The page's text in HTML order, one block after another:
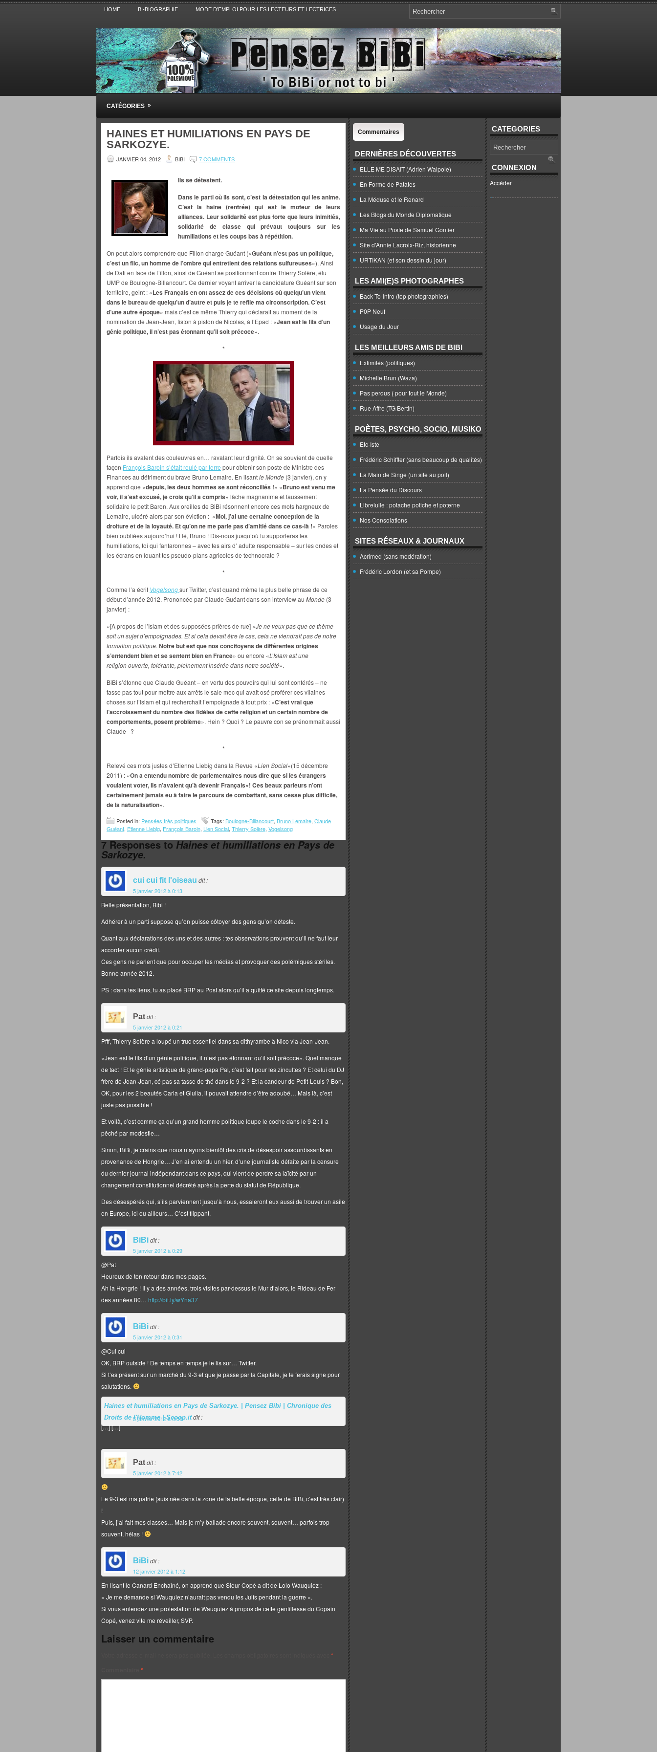
HOME BI-BIOGRAPHIE MODE D’EMPLOI POUR LES LECTEURS ET LECTRICES.
Pensez BiBi
Blog polémique sur l'Actualité, la Culture, la Politique, le Sport,. Avec Revue de presse et de blogs.
CATÉGORIES »
HAINES ET HUMILIATIONS EN PAYS DE
SARKOZYE.
JANVIER 04, 2012 BIBI 7 COMMENTS
Ils se détestent.
Dans le parti où ils sont, c’est la détestation qui les anime.
C’est la haine (rentrée) qui est le moteur de leurs
alliances. Leur solidarité est plus forte que leurs inimitiés,
solidarité de classe qui prévaut toujours sur les
humiliations et les coups bas à répétition.
On peut alors comprendre que Fillon charge Guéant («Guéant n’est pas un politique,
c’est un flic, un homme de l’ombre qui entretient des relations sulfureuses»). Ainsi
de Dati en face de Fillon, ainsi de Guéant se positionnant contre Thierry Solère, élu
UMP de Boulogne-Billancourt. Ce dernier voyant arriver la candidature Guéant sur son
territoire, geint : «Les Français en ont assez de ces décisions où quelqu’un vient
dans le bureau de quelqu’un d’autre et puis je te refile ma circonscription. C’est
d’une autre époque» mais c’est ce même Thierry qui déclarait au moment de la
nomination de Jean-Jean, fiston à piston de Nicolas, à l’Epad : «Jean est le fils d’un
génie politique, il n’est pas étonnant qu’il soit précoce».
*
Parfois ils avalent des couleuvres en… ravalant leur dignité. On se souvient de quelle
façon François Baroin s’était roulé par terre pour obtenir son poste de Ministre des
Finances au détriment du brave Bruno Lemaire. En lisantle Monde (3 janvier), on y
apprend que «depuis, les deux hommes se sont réconciliés !» «Bruno est venu me
voir, il s’est excusé, je crois qu’il a compris» lâche magnanime et faussement
solidaire le petit Baron. Aux oreilles de BiBi résonnent encore ces mots hargneux de
Lemaire, ulcéré alors par son éviction : «Moi, j’ai une certaine conception de la
droiture et de la loyauté. Et qu’on ne me parle pas d’amitié dans ce cas-là !» Paroles
bien oubliées aujourd’hui ! Hé, Bruno ! Dis-nous jusqu’où tu supporteras les
humiliations, toi qui fanfaronnes – avec tes airs d’ adulte responsable – sur les ondes et
les écrans en louant tes pseudo-plans agricoles de technocrate ?
*
Comme l’a écrit Vogelsongsur Twitter, c’est quand même la plus belle phrase de ce
début d’année 2012. Prononcée par Claude Guéant dans son interview au Monde (3
janvier) :
«[A propos de l’Islam et des supposées prières de rue] «Je ne veux pas que ce thème
soit un sujet d’empoignades. Et si cela devait être le cas, cela ne viendrait pas de notre
formation politique. Notre but est que nos concitoyens de différentes origines
s’entendent bien et se sentent bien en France» ou encore «L’Islam est une
religion ouverte, tolérante, pleinement insérée dans notre société».
BiBi s’étonne que Claude Guéant – en vertu des pouvoirs qui lui sont conférés – ne
fasse pas tout pour mettre aux arrêts le sale mec qui avait osé proférer ces vilaines
choses sur l’Islam et qui recherchait l’empoignade à tout prix : «C’est vrai que
l’accroissement du nombre des fidèles de cette religion et un certain nombre de
comportements, posent problème». Hein ? Quoi ? Le pauvre con se prénommait aussi
Claude ?
*
Relevé ces mots justes d’Etienne Liebig dans la Revue «Lien Social»(15 décembre
2011) : «On a entendu nombre de parlementaires nous dire que si les étrangers
voulaient voter, ils n’avaient qu’à devenir Français»! Ces beaux parleurs n’ont
certainement jamais eu à faire le parcours de combattant, sans cesse plus difficile,
de la naturalisation».
Posted in: Pensées très politiques Tags: Boulogne-Billancourt, Bruno Lemaire, Claude
Guéant, Etienne Liebig, François Baroin, Lien Social, Thierry Solère, Vogelsong
7 Responses toHaines et humiliations en Pays de
Sarkozye.
cui cui fit l'oiseau dit :
5 janvier 2012 à 0:13
Belle présentation, Bibi !
Adhérer à un parti suppose qu’on puisse côtoyer des gens qu’on déteste.
Quant aux déclarations des uns et des autres : tes observations prouvent qu’il ne faut leur
accorder aucun crédit.
Ces gens ne parlent que pour occuper les médias et provoquer des polémiques stériles.
Bonne année 2012.
PS : dans tes liens, tu as placé BRP au Post alors qu’il a quitté ce site depuis longtemps.
Patdit :
5 janvier 2012 à 0:21
Pfff, Thierry Solère a loupé un truc essentiel dans sa dithyrambe à Nico via Jean-Jean.
«Jean est le fils d’un génie politique, il n’est pas étonnant qu’il soit précoce». Quel manque
de tact ! Et le génie artistique de grand-papa Pal, c’est fait pour les zincultes ? Et celui du DJ
frère de Jean-Jean, cé pas sa tasse de thé dans le 9-2 ? Et la candeur de Petit-Louis ? Bon,
OK, pour les 2 beautés Carla et Giulia, il pouvait attendre d’être adoubé… Mais là, c’est
juste pas possible !
Et voilà, c’est comme ça qu’un grand homme politique loupe le coche dans le 9-2 : il a
pêché par modestie…
Sinon, BiBi, je crains que nous n’ayons bientôt des cris de désespoir assourdissants en
provenance de Hongrie… J’en ai entendu un hier, d’une journaliste défaite par la censure
du dernier journal indépendant dans ce pays, qui vient de perdre sa laïcité par un
changement constitutionnel décrété après la perte du statut de République.
Des désespérés qui, s’ils parviennent jusqu’à nous, essaieront eux aussi de trouver un asile
en Europe, ici ou ailleurs… C’est flippant.
BiBidit :
5 janvier 2012 à 0:29
@Pat
Heureux de ton retour dans mes pages.
Ah la Hongrie ! Il y a des années, trois visites par-dessus le Mur d’alors, le Rideau de Fer
des années 80… http://bit.ly/wYna37
BiBidit :
5 janvier 2012 à 0:31
@Cui cui
OK, BRP outside ! De temps en temps je le lis sur… Twitter.
Si t’es présent sur un marché du 9-3 et que je passe par la Capitale, je te ferais signe pour
salutations.
Haines et humiliations en Pays de Sarkozye. | Pensez Bibi | Chronique des
Droits de l'Homme | Scoop.it dit :
5 janvier 2012 à 0:50
[…] […]
Patdit :
5 janvier 2012 à 7:42
Le 9-3 est ma patrie (suis née dans la zone de la belle époque, celle de BiBi, c’est très clair)
!
Puis, j’ai fait mes classes… Mais je m’y ballade encore souvent, souvent… parfois trop
souvent, hélas !
BiBidit :
12 janvier 2012 à 1:12
En lisant le Canard Enchaîné, on apprend que Sieur Copé a dit de Lolo Wauquiez :
« Je me demande si Wauquiez n’aurait pas vendu les Juifs pendant la guerre ».
Si vous entendez une protestation de Wauquiez à propos de cette gentillesse du Copain
Copé, venez vite me réveiller, SVP.
Laisser un commentaire
*
*
Commentaires
DERNIÈRES DÉCOUVERTES
ELLE ME DISAIT (Adrien Walpole)
En Forme de Patates
La Méduse et le Renard
Les Blogs du Monde Diplomatique
Ma Vie au Poste de Samuel Gontier
Site d'Annie Lacroix-Riz, historienne
URTIKAN (et son dessin du jour)
LES AMI(E)S PHOTOGRAPHES
Back-To-Intro (top photographies)
P0P Neuf
Usage du Jour
LES MEILLEURS AMIS DE BIBI
Extimités (politiques)
Michelle Brun (Waza)
Pas perdus ( pour tout le Monde)
Rue Affre (TG Bertin)
POÈTES, PSYCHO, SOCIO, MUSIKO
Etc-Iste
Frédéric Schiffter (sans beaucoup de qualités)
La Main de Singe (un site au poil)
La Pensée du Discours
Librelulle : potache potiche et poterne
Nos Consolations
SITES RÉSEAUX & JOURNAUX
Acrimed (sans modération)
Frédéric Lordon (et sa Pompe)
CATEGORIES
CONNEXION
Accéder